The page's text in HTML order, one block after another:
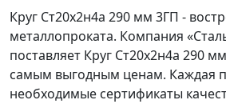
Круг Ст20х2н4а 290 мм 3ГП -
металлопроката. Компания
поставляет Круг Ст20х2н4а 290
самым выгодным ценам. Каждая
необходимые сертификаты